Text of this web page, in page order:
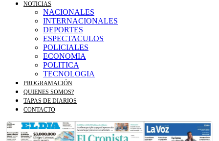
NOTICIAS
NACIONALES
INTERNACIONALES
DEPORTES
ESPECTACULOS
POLICIALES
ECONOMIA
POLITICA
TECNOLOGIA
PROGRAMACIÓN
QUIENES SOMOS?
TAPAS DE DIARIOS
CONTACTO